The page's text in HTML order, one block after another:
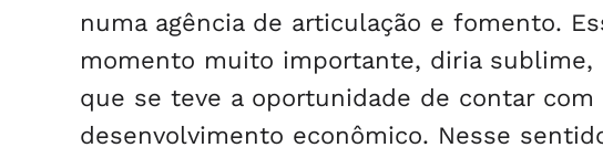
numa agência de articulação e fomento.
momento muito importante, diria
que se teve a oportunidade de contar
desenvolvimento econômico. Nesse